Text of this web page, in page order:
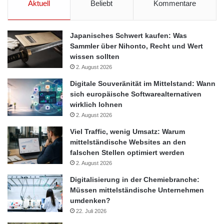
Download der Studie: www.bdo.de
Quelle: ots
Klinikfusionen ländliche Krankenhäuser
Marktbereinigung Verluste
Zukunftaussichten
Aktuell Beliebt Kommentare
Japanisches Schwert kaufen: Was
Sammler über Nihonto, Recht und Wert
wissen sollten
2. August 2026
Digitale Souveränität im Mittelstand: Wann
sich europäische Softwarealternativen
wirklich lohnen
2. August 2026
Viel Traffic, wenig Umsatz: Warum
mittelständische Websites an den
falschen Stellen optimiert werden
2. August 2026
Digitalisierung in der Chemiebranche:
Müssen mittelständische Unternehmen
umdenken?
22. Juli 2026